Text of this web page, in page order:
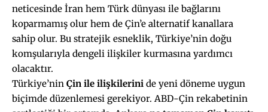
neticesinde İran hem Türk dünyası ile bağlarını
koparmamış olur hem de Çin’e alternatif kanallara
sahip olur. Bu stratejik esneklik, Türkiye’nin doğu
komşularıyla dengeli ilişkiler kurmasına yardımcı
olacaktır.
Türkiye’nin Çin ile ilişkilerini de yeni döneme uygun
biçimde düzenlemesi gerekiyor. ABD-Çin rekabetinin